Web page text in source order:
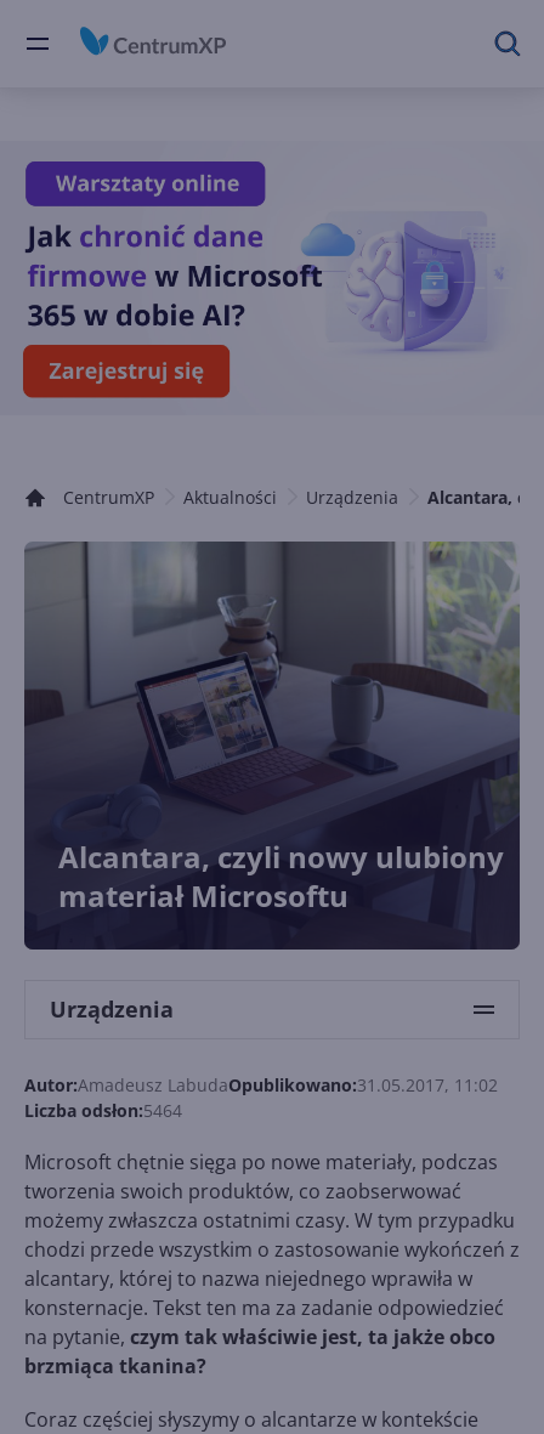
CentrumXP Aktualności Urządzenia Alcantara,
Alcantara, czyli nowy ulubiony
materiał Microsoftu
Urządzenia
Autor:Amadeusz LabudaOpublikowano:31.05.2017, 11:02
Liczba odsłon:5464
Microsoft chętnie sięga po nowe materiały, podczas
tworzenia swoich produktów, co zaobserwować
możemy zwłaszcza ostatnimi czasy. W tym przypadku
chodzi przede wszystkim o zastosowanie wykończeń z
alcantary, której to nazwa niejednego wprawiła w
konsternacje. Tekst ten ma za zadanie odpowiedzieć
na pytanie, czym tak właściwie jest, ta jakże obco
brzmiąca tkanina?
Coraz częściej słyszymy o alcantarze w kontekście